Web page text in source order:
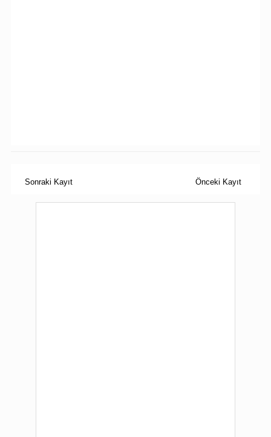
Sonraki Kayıt Önceki Kayıt